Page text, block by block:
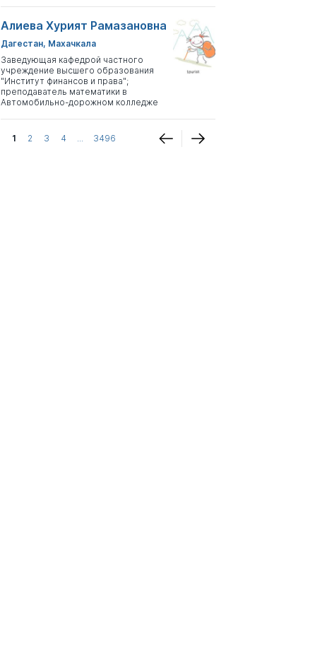
Алиева Хурият Рамазановна
Дагестан, Махачкала
Заведующая кафедрой частного
учреждение высшего образования
"Институт финансов и права";
преподаватель математики в
Автомобильно-дорожном колледже
1 2 3 4 ... 3496